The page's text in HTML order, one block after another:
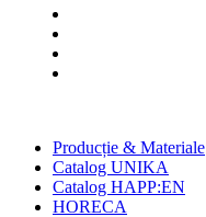
Producție & Materiale
Catalog UNIKA
Catalog HAPP:EN
HORECA